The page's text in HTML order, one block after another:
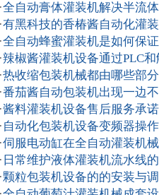
·全自动膏体灌装机解决半流
·有黑科技的香椿酱自动化灌
·全自动蜂蜜灌装机是如何保
·辣椒酱灌装机设备通过PLC
·热收缩包装机械都由哪些部
·番茄酱自动包装机出现一边
·酱料灌装机设备售后服务承诺
· 自动化包装机设备变频器操
·伺服电动缸在全自动灌装机
· 日常维护液体灌装机流水线
·颗粒包装机设备的的安装与